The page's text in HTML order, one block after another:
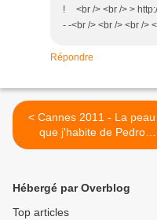
! <br /> <br /> >
- -<br /> <br /> <br />
Répondre
< Cannes 2011 - La peau
que j'habite de Pedro
Almodovar
Hébergé par Overblog
Top articles